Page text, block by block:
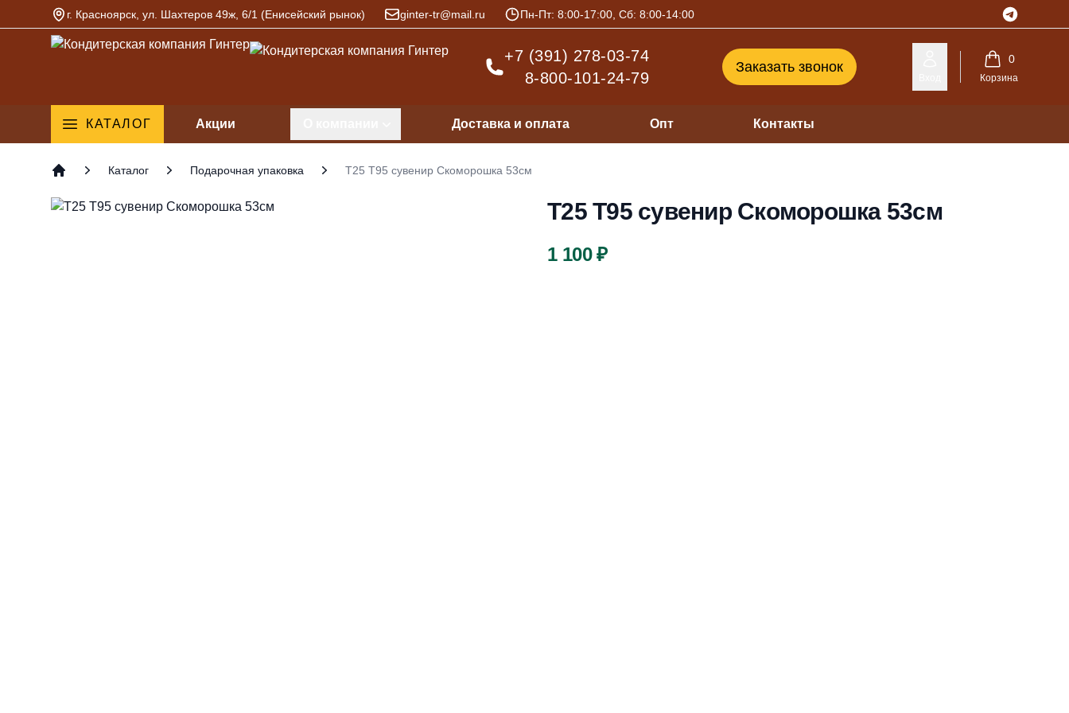
г. Красноярск, ул. Шахтеров 49ж, 6/1 (Енисейский рынок) ginter-tr@mail.ru Пн-Пт: 8:00-17:00, Сб: 8:00-14:00 Telegram
+7 (391) 278-03-74
8-800-101-24-79
Заказать звонок 0
Корзина
КАТАЛОГ Акции Доставка и оплата Опт Контакты
Каталог Подарочная упаковка Т25 Т95 сувенир Скоморошка 53см
Т25 Т95 сувенир Скоморошка 53см
1 100 ₽